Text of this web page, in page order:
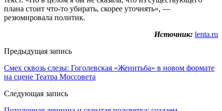
плана стоит что-то убирать, скорее уточнять», —
резюмировала политик.
Источник: lenta.ru
Предыдущая запись
Смех сквозь слезы: Гоголевская «Женитьба» в новом формате
на сцене Театра Моссовета
Следующая запись